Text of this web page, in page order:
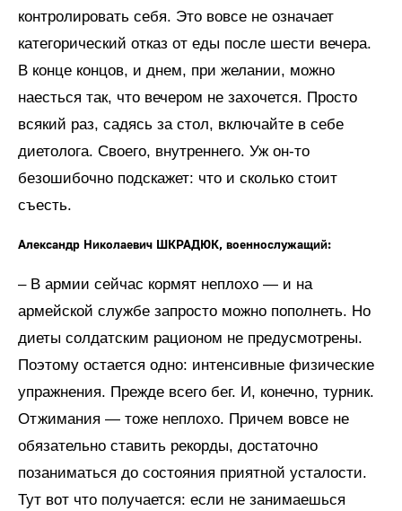
контролировать себя. Это вовсе не означает
категорический отказ от еды после шести вечера.
В конце концов, и днем, при желании, можно
наесться так, что вечером не захочется. Просто
всякий раз, садясь за стол, включайте в себе
диетолога. Своего, внутреннего. Уж он-то
безошибочно подскажет: что и сколько стоит
съесть.
Александр Николаевич ШКРАДЮК, военнослужащий:
– В армии сейчас кормят неплохо — и на
армейской службе запросто можно пополнеть. Но
диеты солдатским рационом не предусмотрены.
Поэтому остается одно: интенсивные физические
упражнения. Прежде всего бег. И, конечно, турник.
Отжимания — тоже неплохо. Причем вовсе не
обязательно ставить рекорды, достаточно
позаниматься до состояния приятной усталости.
Тут вот что получается: если не занимаешься